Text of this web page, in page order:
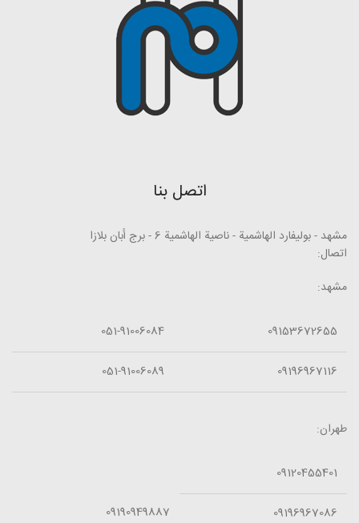
اتصل بنا
مشهد - بوليفارد الهاشمية - ناصية الهاشمية 6 - برج أبان بلازا
اتصال:
مشهد:
09153672655
051-91006084
09196967116
051-91006089
طهران:
09120455401
09196967086
09190949887